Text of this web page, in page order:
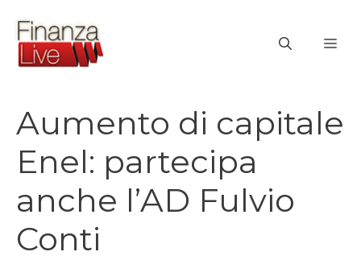
contenuto
Aumento di capitale
Enel: partecipa
anche l’AD Fulvio
Conti